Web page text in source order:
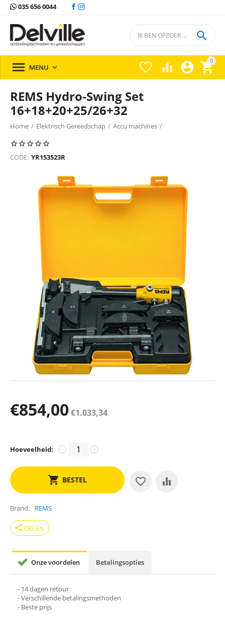
035 656 0044
0


 

 MENU 
REMS Hydro-Swing Set
16+18+20+25/26+32
Home / Elektrisch Gereedschap / Accu machines /
Accu machines Rems
CODE: YR153523R
€854,00€1.033,34
Hoeveelheid: +
−
BESTEL
Brand REMS
share DELEN
Onze voordelen Betalingsopties
- 14 dagen retour
- Verschillende betalingsmethoden
- Beste prijs